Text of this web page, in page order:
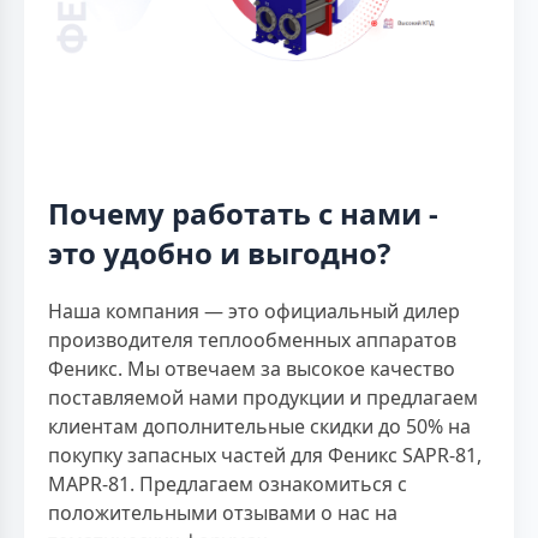
Почему работать с нами -
это удобно и выгодно?
Наша компания — это официальный дилер
производителя теплообменных аппаратов
Феникс. Мы отвечаем за высокое качество
поставляемой нами продукции и предлагаем
клиентам дополнительные скидки до 50% на
покупку запасных частей для Феникс SAPR-81,
MAPR-81. Предлагаем ознакомиться с
положительными отзывами о нас на